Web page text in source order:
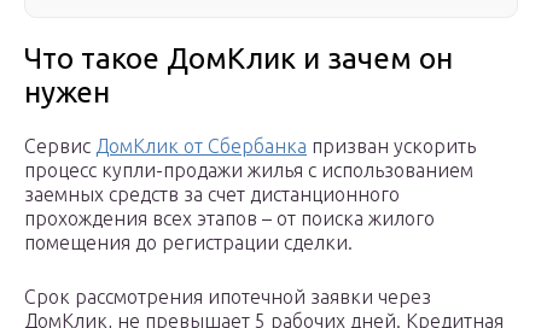
Что такое ДомКлик и зачем он
нужен
Сервис ДомКлик от Сбербанка призван ускорить
процесс купли-продажи жилья с использованием
заемных средств за счет дистанционного
прохождения всех этапов – от поиска жилого
помещения до регистрации сделки.
Срок рассмотрения ипотечной заявки через
ДомКлик, не превышает 5 рабочих дней. Кредитная